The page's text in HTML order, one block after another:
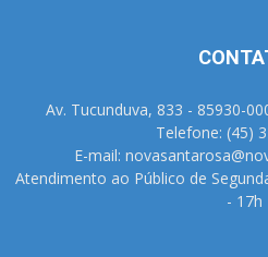
Av. Tucunduva, 833 - 85930-
Telefone: (45)
E-mail:
Atendimento ao Público de
- 17h